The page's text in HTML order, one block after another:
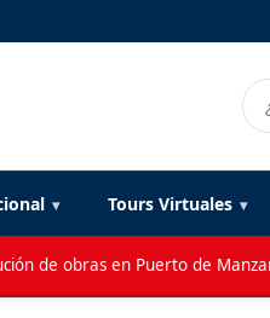
Tours Virtuales
de obras en Puerto de